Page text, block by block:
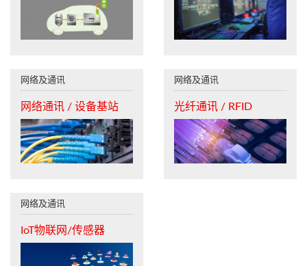
网络及通讯
网络通讯 / 设备基站
网络及通讯
光纤通讯 / RFID
网络及通讯
IoT物联网/传感器